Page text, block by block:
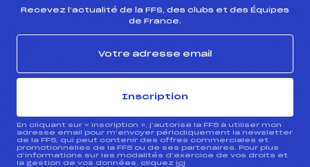
Recevez l’actualité de la FFS, des clubs et des Équipes
de France.
Inscription
En cliquant sur « inscription », j’autorise la FFS à utiliser mon
adresse email pour m’envoyer périodiquement la newsletter
de la FFS, qui peut contenir des offres commerciales et
promotionnelles de la FFS ou de ses partenaires. Pour plus
d’informations sur les modalités d’exercice de vos droits et
la gestion de vos données, cliquez ici